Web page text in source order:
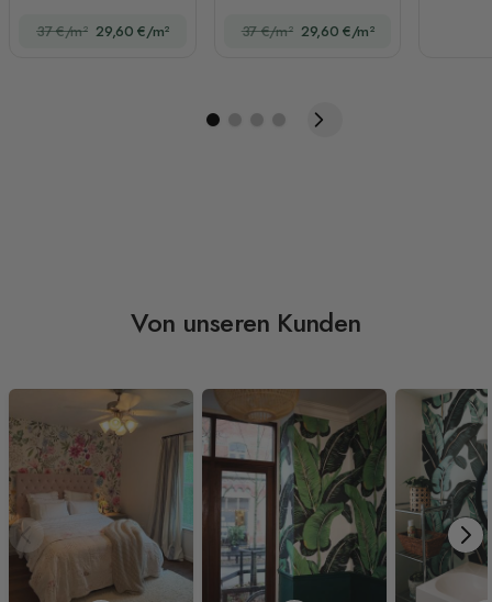
37 €/m² 29,60 €/m² 37 €/m² 29,60 €/m²
Von unseren Kunden